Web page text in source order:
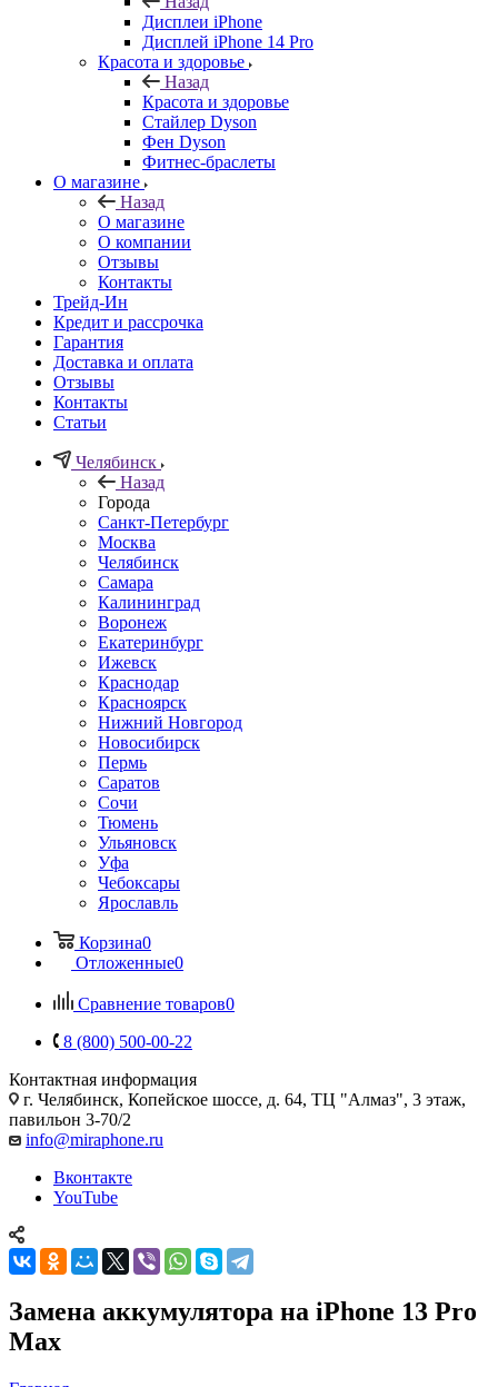
Дисплеи iPhone
Дисплей iPhone 14 Pro
Красота и здоровье
Назад
Красота и здоровье
Стайлер Dyson
Фен Dyson
Фитнес-браслеты
О магазине
Назад
О магазине
О компании
Отзывы
Контакты
Трейд-Ин
Кредит и рассрочка
Гарантия
Доставка и оплата
Отзывы
Контакты
Статьи
Челябинск
Назад
Города
Санкт-Петербург
Москва
Челябинск
Самара
Калининград
Воронеж
Екатеринбург
Ижевск
Краснодар
Красноярск
Нижний Новгород
Новосибирск
Пермь
Саратов
Сочи
Тюмень
Ульяновск
Уфа
Чебоксары
Ярославль
Корзина0
Отложенные0
Сравнение товаров0
8 (800) 500-00-22
Контактная информация
г. Челябинск, Копейское шоссе, д. 64, ТЦ "Алмаз", 3 этаж,
павильон 3-70/2
info@miraphone.ru
Вконтакте
YouTube
Замена аккумулятора на iPhone 13 Pro
Max